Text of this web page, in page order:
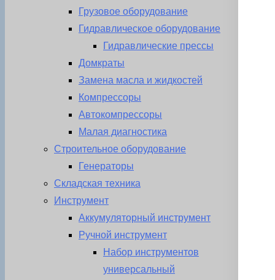
Грузовое оборудование
Гидравлическое оборудование
Гидравлические прессы
Домкраты
Замена масла и жидкостей
Компрессоры
Автокомпрессоры
Малая диагностика
Строительное оборудование
Генераторы
Складская техника
Инструмент
Аккумуляторный инструмент
Ручной инструмент
Набор инструментов
универсальный